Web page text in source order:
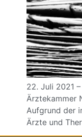
22. Juli 2021
Ärztekammer
Aufgrund der
Ärzte und